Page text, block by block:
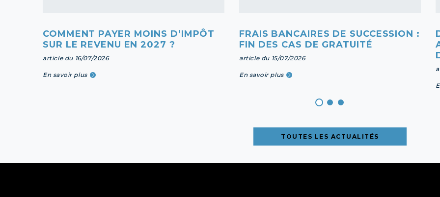
COMMENT PAYER MOINS D’IMPÔT
SUR LE REVENU EN 2027 ?
article du 16/07/2026
En savoir plus
FRAIS BANCAIRES DE SUCCESSION :
FIN DES CAS DE GRATUITÉ
article du 15/07/2026
En savoir plus
TOUTES LES ACTUALITÉS